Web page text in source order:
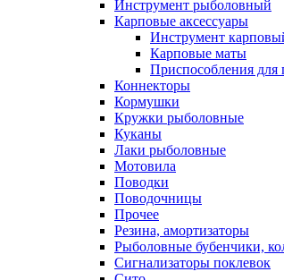
Инструмент рыболовный
Карповые аксессуары
Инструмент
Карповые маты
Приспособления для
Коннекторы
Кормушки
Кружки рыболовные
Куканы
Лаки рыболовные
Мотовила
Поводки
Поводочницы
Прочее
Резина, амортизаторы
Рыболовные бубенчики,
Сигнализаторы поклевок